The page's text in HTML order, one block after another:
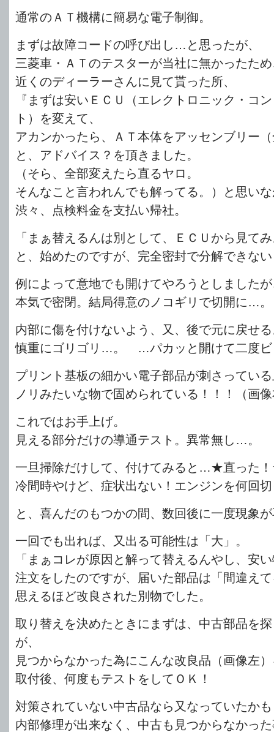
通常のＡＴ機構に簡易な電子制御。
まずは故障コードの呼び出し…と思ったが、
三菱車・ＡＴのテスターが当社に無かったた
近くのディーラーさんに見て貰った所、
『まずは安いＥＣＵ（エレクトロニック・コ
ト）を変えて、
アカンかったら、ＡＴ本体をアッセンブリー
と、アドバイス？を頂きました。
（そら、全部変えたら直るヤロ。
そんなこと言われんでも解ってる。）と思い
渋々、点検料金を支払い帰社。
「まぁ替えるんは別として、ＥＣＵから見て
と、始めたのですが、完全密封で分解できな
例によって意地でも開けてやろうとしました
本気で密閉。結局得意のノコギリで切開に…。
内部に傷を付けないよう、又、後で元に戻せ
慎重にゴリゴリ…。 …パカッと開けて二度
プリント基板の細かい電子部品が刺さってい
ノリみたいな物で固められている！！！（画
これではお手上げ。
見える部分だけの導通テスト。異常無し…。
一旦掃除だけして、付けてみると…★直った
冷間時やけど、症状出ない！エンジンを何回
と、喜んだのもつかの間、数回後に一度現象
一回でも出れば、又出る可能性は「大」。
「まぁコレが原因と解って替えるんやし、安
注文をしたのですが、届いた部品は「間違え
思えるほど改良された別物でした。
取り替えを決めたときにまずは、中古部品を
が、
見つからなかった為にこんな改良品（画像左
取付後、何度もテストをしてＯＫ！
対策されていない中古品なら又なっていたか
内部修理が出来なく、中古も見つからなかっ